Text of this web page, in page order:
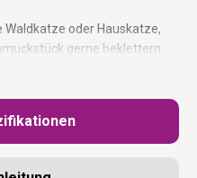
Waldkatze oder Hauskatze,
gerne beklettern
Sisal und gigantischen 12
mit 45 cm Durchmesser hält
Fähigkeit, müden Katzen
Ein Chefsessel mit